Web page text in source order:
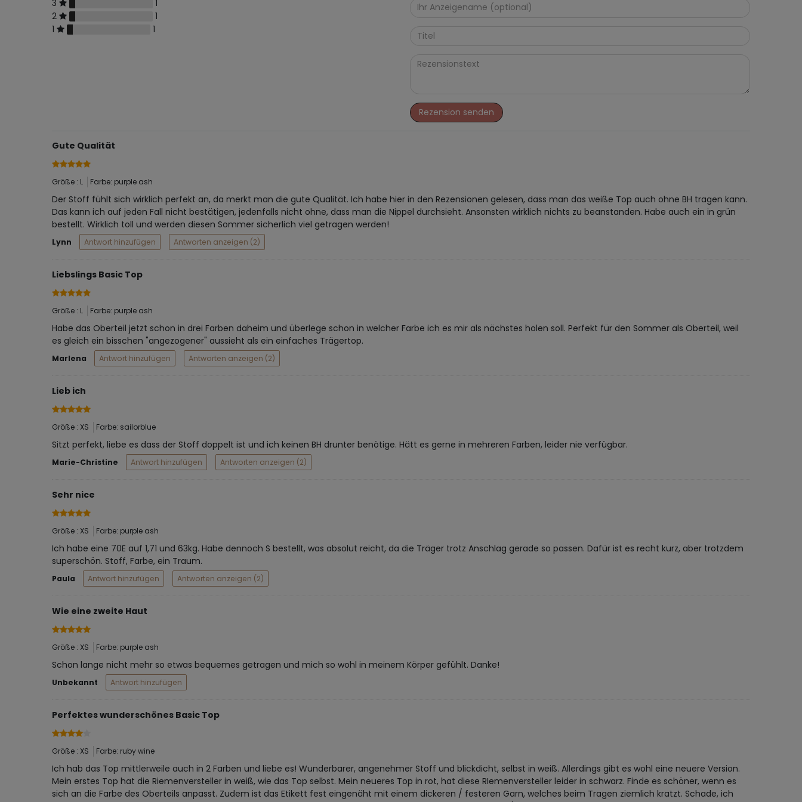
3
2
1
1
1
Rezension senden
Gute Qualität
Größe : L Farbe: purple ash
Der Stoff fühlt sich wirklich perfekt an, da merkt man die gute Qualität. Ich habe hier in den Rezensionen gelesen, dass man das weiße Top auch ohne BH tragen kann.
Das kann ich auf jeden Fall nicht bestätigen, jedenfalls nicht ohne, dass man die Nippel durchsieht. Ansonsten wirklich nichts zu beanstanden. Habe auch ein in grün
bestellt. Wirklich toll und werden diesen Sommer sicherlich viel getragen werden!
Lynn Antwort hinzufügen Antworten anzeigen (2)
Liebslings Basic Top
Größe : L Farbe: purple ash
Habe das Oberteil jetzt schon in drei Farben daheim und überlege schon in welcher Farbe ich es mir als nächstes holen soll. Perfekt für den Sommer als Oberteil, weil
es gleich ein bisschen "angezogener" aussieht als ein einfaches Trägertop.
Marlena Antwort hinzufügen Antworten anzeigen (2)
Lieb ich
Größe : XS Farbe: sailorblue
Sitzt perfekt, liebe es dass der Stoff doppelt ist und ich keinen BH drunter benötige. Hätt es gerne in mehreren Farben, leider nie verfügbar.
Marie-Christine Antwort hinzufügen Antworten anzeigen (2)
Sehr nice
Größe : XS Farbe: purple ash
Ich habe eine 70E auf 1,71 und 63kg. Habe dennoch S bestellt, was absolut reicht, da die Träger trotz Anschlag gerade so passen. Dafür ist es recht kurz, aber trotzdem
superschön. Stoff, Farbe, ein Traum.
Paula Antwort hinzufügen Antworten anzeigen (2)
Wie eine zweite Haut
Größe : XS Farbe: purple ash
Schon lange nicht mehr so etwas bequemes getragen und mich so wohl in meinem Körper gefühlt. Danke!
Unbekannt Antwort hinzufügen
Perfektes wunderschönes Basic Top
Größe : XS Farbe: ruby wine
Ich hab das Top mittlerweile auch in 2 Farben und liebe es! Wunderbarer, angenehmer Stoff und blickdicht, selbst in weiß. Allerdings gibt es wohl eine neuere Version.
Mein erstes Top hat die Riemenversteller in weiß, wie das Top selbst. Mein neueres Top in rot, hat diese RIemenversteller leider in schwarz. Finde es schöner, wenn es
sich an die Farbe des Oberteils anpasst. Zudem ist das Etikett fest eingenäht mit einem dickeren / festeren Garn, welches beim Tragen ziemlich kratzt. Schade, ich